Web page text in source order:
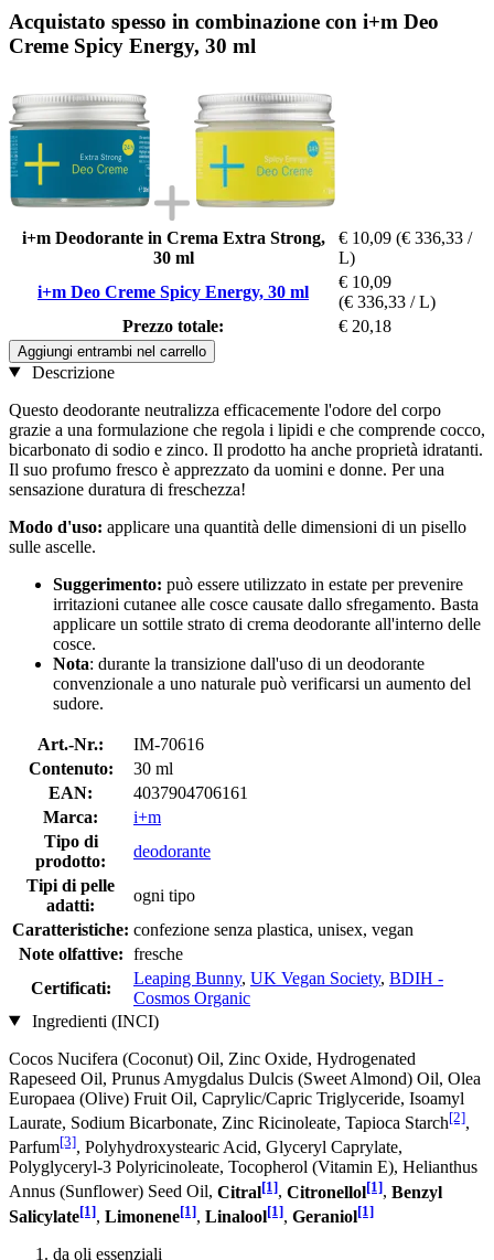
Acquistato spesso in combinazione con i+m Deo
Creme Spicy Energy, 30 ml
i+m Deodorante in Crema Extra Strong,
30 ml
€ 10,09 (€ 336,33 /
L)
i+m Deo Creme Spicy Energy, 30 ml
€ 10,09
(€ 336,33 / L)
Prezzo totale:
€ 20,18
Aggiungi entrambi nel carrello
Descrizione
Questo deodorante neutralizza efficacemente l'odore del corpo
grazie a una formulazione che regola i lipidi e che comprende cocco,
bicarbonato di sodio e zinco. Il prodotto ha anche proprietà idratanti.
Il suo profumo fresco è apprezzato da uomini e donne. Per una
sensazione duratura di freschezza!
Modo d'uso: applicare una quantità delle dimensioni di un pisello
sulle ascelle.
Suggerimento: può essere utilizzato in estate per prevenire
irritazioni cutanee alle cosce causate dallo sfregamento. Basta
applicare un sottile strato di crema deodorante all'interno delle
cosce.
Nota: durante la transizione dall'uso di un deodorante
convenzionale a uno naturale può verificarsi un aumento del
sudore.
Art.-Nr.:
IM-70616
Contenuto:
30 ml
EAN:
4037904706161
Marca:
i+m
Tipo di
prodotto:
deodorante
Tipi di pelle
adatti:
ogni tipo
Caratteristiche: confezione senza plastica, unisex, vegan
Note olfattive: fresche
Certificati:
Leaping Bunny, UK Vegan Society, BDIH -
Cosmos Organic
Ingredienti (INCI)
Cocos Nucifera (Coconut) Oil, Zinc Oxide, Hydrogenated
Rapeseed Oil, Prunus Amygdalus Dulcis (Sweet Almond) Oil, Olea
Europaea (Olive) Fruit Oil, Caprylic/Capric Triglyceride, Isoamyl
Laurate, Sodium Bicarbonate, Zinc Ricinoleate, Tapioca Starch[2],
Parfum[3], Polyhydroxystearic Acid, Glyceryl Caprylate,
Polyglyceryl-3 Polyricinoleate, Tocopherol (Vitamin E), Helianthus
Annus (Sunflower) Seed Oil, Citral[1], Citronellol[1], Benzyl
Salicylate[1], Limonene[1], Linalool[1], Geraniol[1]
da oli essenziali